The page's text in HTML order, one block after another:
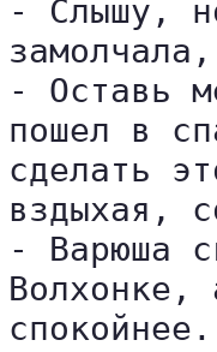
- Слышу,
- Оставь
пошел в
сделать
вздыхая,
- Варюша